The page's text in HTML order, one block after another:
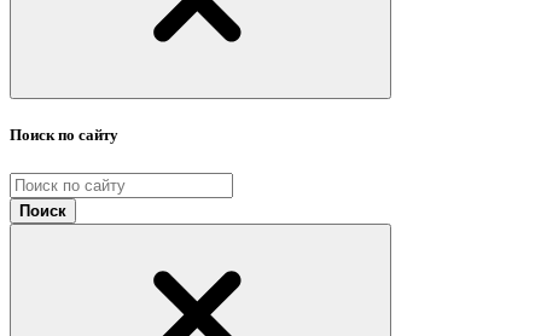
Поиск по сайту
Поиск